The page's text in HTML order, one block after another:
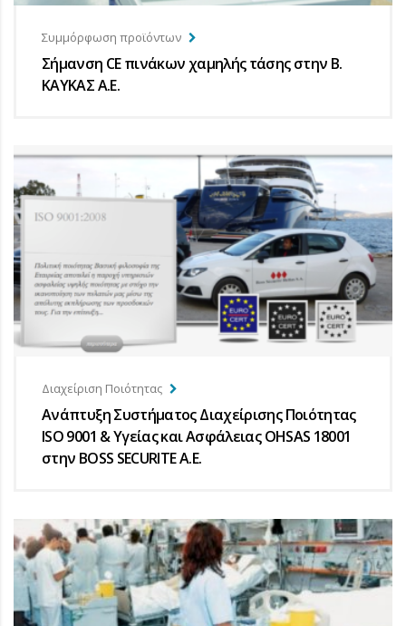
Συμμόρφωση προϊόντων
Σήμανση CE πινάκων χαμηλής τάσης στην Β.
ΚΑΥΚΑΣ Α.Ε.
Διαχείριση Ποιότητας
Ανάπτυξη Συστήματος Διαχείρισης Ποιότητας
ISO 9001 & Υγείας και Ασφάλειας OHSAS 18001
στην BOSS SECURITE Α.Ε.